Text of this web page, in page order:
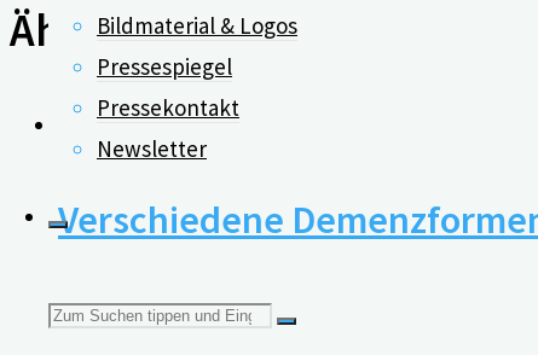
Bildmaterial & Logos
Pressespiegel
Pressekontakt
Newsletter
Suchen
Ähnliche Beiträge
Verschiedene
16.02.2023